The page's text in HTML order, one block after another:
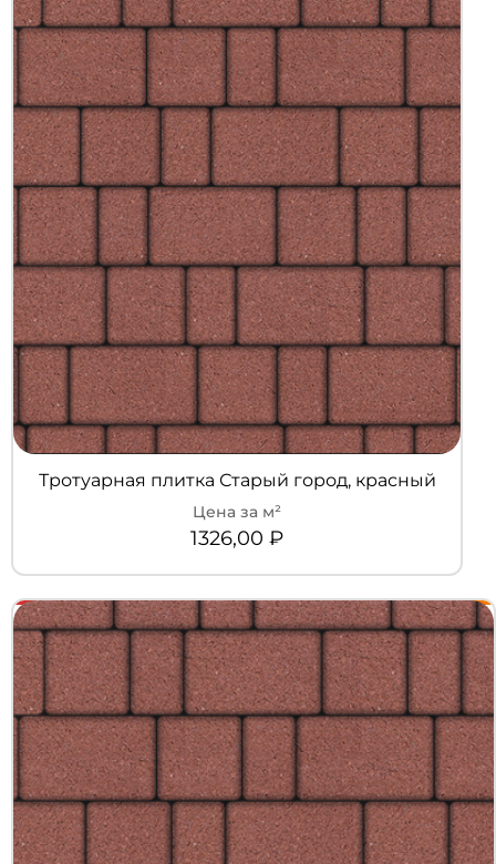
Тротуарная плитка Старый город, красный
1326,00 ₽